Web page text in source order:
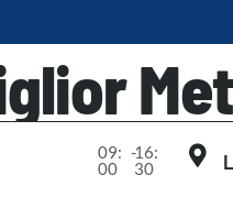
09:
00
-16:
30